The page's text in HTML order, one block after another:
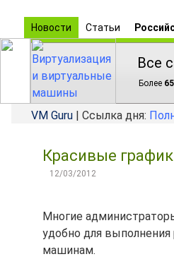
Новости Статьи
Все
Более
VM Guru | Ссылка дня:
Красивые
12/03/2012
Многие
удобно для
машинам.